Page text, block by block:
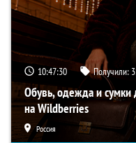
10:47:29 Получили:
Обувь, одежда и сумки
на Wildberries
Россия